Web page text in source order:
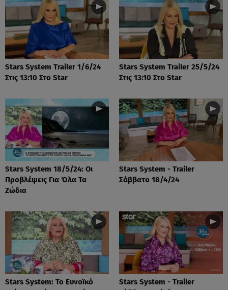
Stars System Trailer 1/6/24
Στις 13:10 Στο Star
Stars System Trailer 25/5/24
Στις 13:10 Στο Star
Stars System 18/5/24: Οι
Προβλέψεις Για Όλα Τα
Ζώδια
Stars System - Trailer
Σάββατο 18/4/24
Stars System: Το Ευνοϊκό
Stars System - Trailer